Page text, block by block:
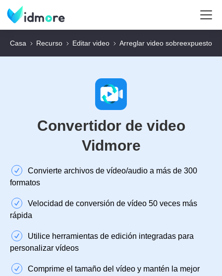
Casa Recurso Editar video Arreglar video sobreexpuesto
Convertidor de video
Vidmore
Convierte archivos de vídeo/audio a más de 300
formatos
Velocidad de conversión de vídeo 50 veces más
rápida
Utilice herramientas de edición integradas para
personalizar vídeos
Comprime el tamaño del vídeo y mantén la mejor